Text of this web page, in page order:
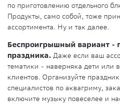
по приготовлению отдельного
Продукты, само собой, тоже
ассортимента. Ну и так далее.
Беспроигрышный вариант -
праздника. Даже если ваш
тематики - наверняка дети или
клиентов. Организуйте
специалистов по аквагриму,
включите музыку повеселее и